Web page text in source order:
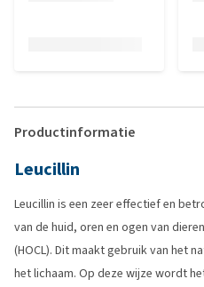
Productinformatie
Leucillin
Leucillin is een zeer effectief en
van de huid, oren en ogen van
(HOCL). Dit maakt gebruik van het
het lichaam. Op deze wijze wordt